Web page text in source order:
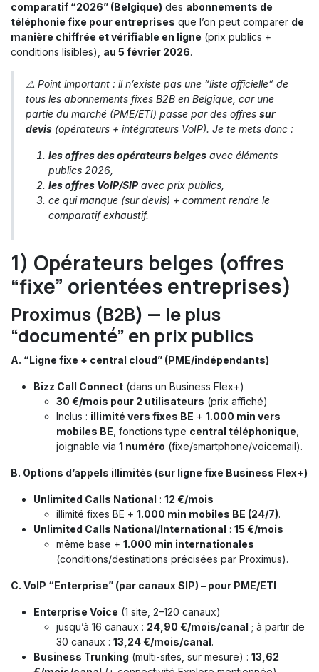
comparatif “2026” (Belgique) des abonnements de
téléphonie fixe pour entreprises que l’on peut comparer de
manière chiffrée et vérifiable en ligne (prix publics +
conditions lisibles), au 5 février 2026.
⚠️ Point important : il n’existe pas une “liste officielle” de
tous les abonnements fixes B2B en Belgique, car une
partie du marché (PME/ETI) passe par des offres sur
devis (opérateurs + intégrateurs VoIP). Je te mets donc :
les offres des opérateurs belges avec éléments
publics 2026,
les offres VoIP/SIP avec prix publics,
ce qui manque (sur devis) + comment rendre le
comparatif exhaustif.
1) Opérateurs belges (offres
“fixe” orientées entreprises)
Proximus (B2B) — le plus
“documenté” en prix publics
A. “Ligne fixe + central cloud” (PME/indépendants)
Bizz Call Connect (dans un Business Flex+)
30 €/mois pour 2 utilisateurs (prix affiché)
Inclus : illimité vers fixes BE + 1.000 min vers
mobiles BE, fonctions type central téléphonique,
joignable via 1 numéro (fixe/smartphone/voicemail).
B. Options d’appels illimités (sur ligne fixe Business Flex+)
Unlimited Calls National : 12 €/mois
illimité fixes BE + 1.000 min mobiles BE (24/7).
Unlimited Calls National/International : 15 €/mois
même base + 1.000 min internationales
(conditions/destinations précisées par Proximus).
C. VoIP “Enterprise” (par canaux SIP) – pour PME/ETI
Enterprise Voice (1 site, 2–120 canaux)
jusqu’à 16 canaux : 24,90 €/mois/canal ; à partir de
30 canaux : 13,24 €/mois/canal.
Business Trunking (multi-sites, sur mesure) : 13,62